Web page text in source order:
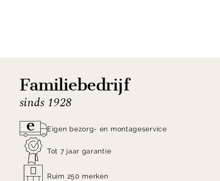
Familiebedrijf
sinds 1928
Eigen bezorg- en montageservice
Tot 7 jaar garantie
Ruim 250 merken